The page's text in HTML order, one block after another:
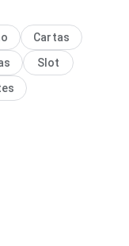
lendo descrições
não parece
Ajuda quem quer
se vale
Cartas
Slot